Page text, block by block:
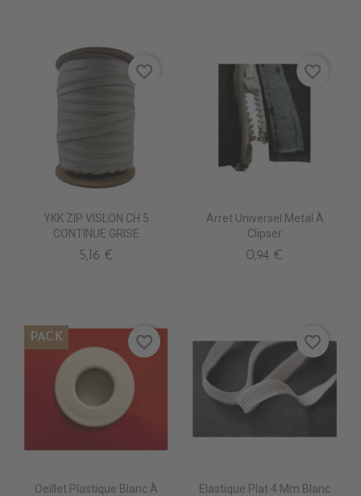
YKK ZIP VISLON CH 5
CONTINUE GRISE
5,16 €
favorite_border
Arret Universel Metal À
Clipser
0,94 €
favorite_border
Oeillet Plastique Blanc À
PACK favorite_border
Elastique Plat 4 Mm Blanc
favorite_border